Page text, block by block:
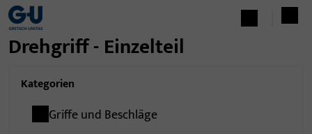
Drehgriff - Einzelteil
Kategorien
Griffe und Beschläge